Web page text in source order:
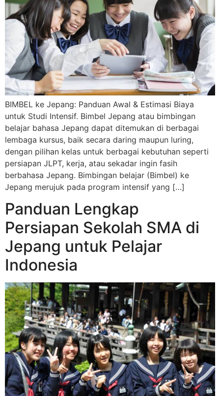
BIMBEL ke Jepang: Panduan Awal & Estimasi Biaya
untuk Studi Intensif. Bimbel Jepang atau bimbingan
belajar bahasa Jepang dapat ditemukan di berbagai
lembaga kursus, baik secara daring maupun luring,
dengan pilihan kelas untuk berbagai kebutuhan seperti
persiapan JLPT, kerja, atau sekadar ingin fasih
berbahasa Jepang. Bimbingan belajar (Bimbel) ke
Jepang merujuk pada program intensif yang […]
Panduan Lengkap
Persiapan Sekolah SMA di
Jepang untuk Pelajar
Indonesia